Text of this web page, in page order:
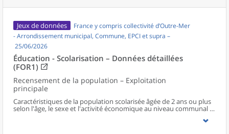
Jeux de données
France y compris collectivité d’Outre-Mer
- Arrondissement municipal, Commune, EPCI et supra –
25/06/2026
Éducation - Scolarisation – Données détaillées
(FOR1)
Recensement de la population – Exploitation
principale
Caractéristiques de la population scolarisée âgée de 2 ans ou plus
selon l'âge, le sexe et l'activité économique au niveau communal et
supracommunal pour la France hors Mayotte.